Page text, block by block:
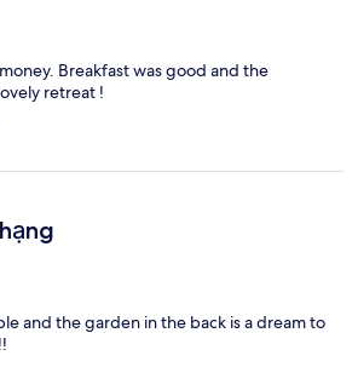
Breakfast was good and the
retreat !
and the garden in the back is a dream to